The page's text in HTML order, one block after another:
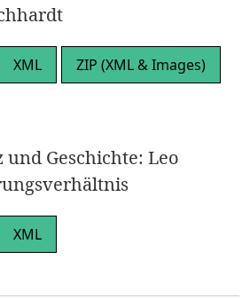
XML ZIP (XML & Images)
und Geschichte: Leo
XML